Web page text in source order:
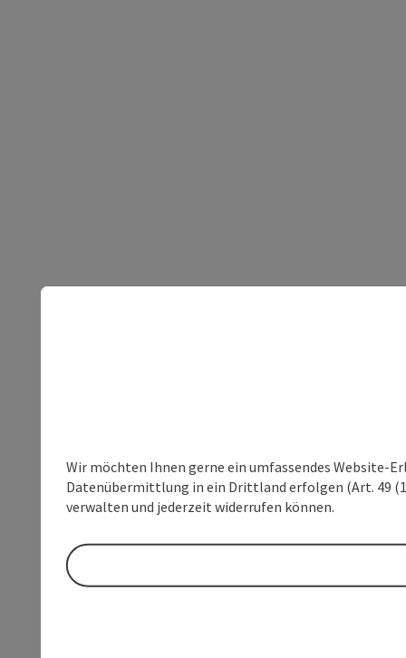
Wir möchten Ihnen gerne ein umfassendes Website-
Datenübermittlung in ein Drittland erfolgen (Art. 49
verwalten und jederzeit widerrufen können.